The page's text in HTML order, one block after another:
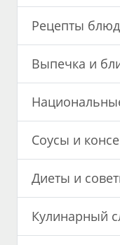
Рецепты блюд
Выпечка и
Соусы и
Диеты и
Кулинарный